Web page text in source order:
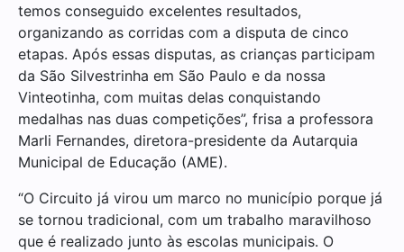
temos conseguido excelentes resultados,
organizando as corridas com a disputa de cinco
etapas. Após essas disputas, as crianças participam
da São Silvestrinha em São Paulo e da nossa
Vinteotinha, com muitas delas conquistando
medalhas nas duas competições”, frisa a professora
Marli Fernandes, diretora-presidente da Autarquia
Municipal de Educação (AME).
“O Circuito já virou um marco no município porque já
se tornou tradicional, com um trabalho maravilhoso
que é realizado junto às escolas municipais. O